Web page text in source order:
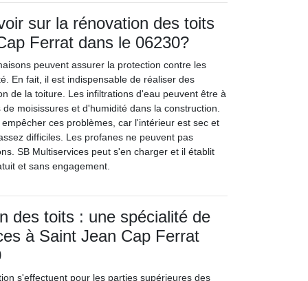
sur la rénovation des toits
Ferrat dans le 06230?
peuvent assurer la protection contre les
En fait, il est indispensable de réaliser des
de la toiture. Les infiltrations d'eau peuvent être à
moisissures et d'humidité dans la construction.
ces problèmes, car l'intérieur est sec et
difficiles. Les profanes ne peuvent pas
SB Multiservices peut s'en charger et il établit
et sans engagement.
des toits : une spécialité de
à Saint Jean Cap Ferrat
s'effectuent pour les parties supérieures des